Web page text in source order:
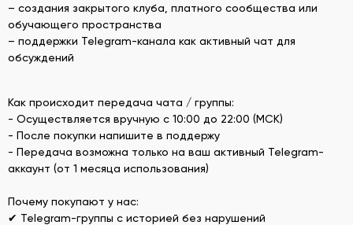
– создания закрытого клуба, платного сообщества или
обучающего пространства
– поддержки Telegram-канала как активный чат для
обсуждений
Как происходит передача чата / группы:
- Осуществляется вручную с 10:00 до 22:00 (МСК)
- После покупки напишите в поддержу
- Передача возможна только на ваш активный Telegram-
аккаунт (от 1 месяца использования)
Почему покупают у нас:
✔ Telegram-группы с историей без нарушений